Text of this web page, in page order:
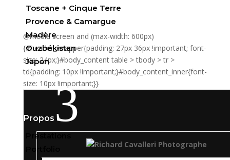
Toscane + Cinque Terre
Provence & Camargue
Madère
Ouzbékistan
Japon
À Propos3
Prestations
@media screen and (max-width: 600px)
{#header_wrapper{padding: 27px 36px !important; font-
size: 24px;}#body_content table > tbody > tr >
td{padding: 10px !important;}#body_content_inner{font-
size: 10px !important;}}